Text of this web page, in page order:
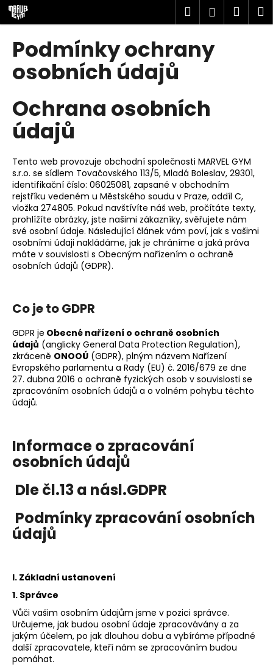
Přejít
obsah
Hledat
Podmínky ochrany
osobních údajů
Ochrana osobních
údajů
Tento web provozuje obchodní společnosti MARVEL GYM
s.r.o. se sídlem Tovačovského 113/5, Mladá Boleslav, 29301,
identifikační číslo: 06025081, zapsané v obchodním
rejstříku vedeném u Městského soudu v Praze, oddíl C,
vložka 274805. Pokud navštívíte náš web, pročítáte texty,
prohlížíte obrázky, jste našimi zákazníky, svěřujete nám
své osobní údaje. Následující článek vám poví, jak s vašimi
osobními údaji nakládáme, jak je chráníme a jaká práva
máte v souvislosti s Obecným nařízením o ochraně
osobních údajů (GDPR).
Co je to GDPR
GDPR je Obecné nařízení o ochraně osobních
údajů (anglicky General Data Protection Regulation),
zkráceně ONOOÚ (GDPR), plným názvem Nařízení
Evropského parlamentu a Rady (EU) č. 2016/679 ze dne
27. dubna 2016 o ochraně fyzických osob v souvislosti se
zpracováním osobních údajů a o volném pohybu těchto
údajů.
Informace o zpracování
osobních údajů
Dle čl.13 a násl.GDPR
Podmínky zpracování osobních
údajů
I. Základní ustanovení
1. Správce
Vůči vašim osobním údajům jsme v pozici správce.
Určujeme, jak budou osobní údaje zpracovávány a za
jakým účelem, po jak dlouhou dobu a vybíráme případné
další zpracovatele, kteří nám se zpracováním budou
pomáhat.
K
o
C
o
p
o
t
e
b
u
j
e
t
e
n
j
t
?
D
o
p
r
u
j
e
m
e